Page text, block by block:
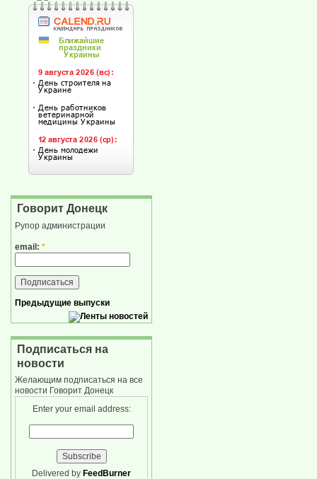
Говорит Донецк
Рупор администрации
email: *
Предыдущие выпуски
Подписаться на
новости
Желающим подписаться на все
новости Говорит Донецк
Enter your email address:
Delivered by FeedBurner